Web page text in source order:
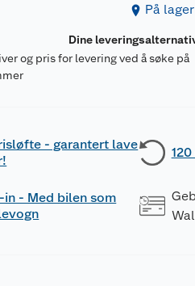
På
Dine
og pris for levering ved å søke på
- garantert lave
in - Med bilen som